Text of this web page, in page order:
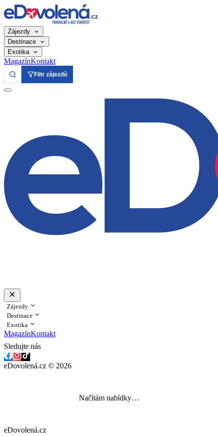
Zájezdy
Destinace
Exotika
MagazínKontakt
Filtr zájezdů
Zájezdy
Destinace
Exotika
MagazínKontakt
Sledujte nás
eDovolená.cz © 2026
Načítám nabídky…
eDovolená.cz